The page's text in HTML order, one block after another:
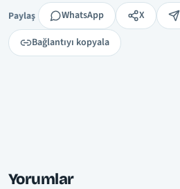
Paylaş
Paylaş WhatsApp X
Bağlantıyı kopyala
Yorumlar